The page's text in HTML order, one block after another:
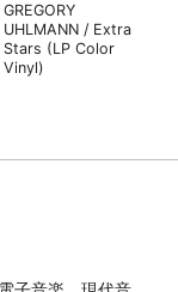
GREGORY
UHLMANN / Extra
Stars (LP Color
Vinyl)